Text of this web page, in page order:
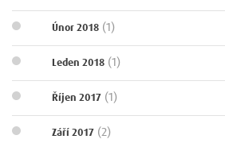
Únor 2018 (1)
Leden 2018 (1)
Říjen 2017 (1)
Září 2017 (2)